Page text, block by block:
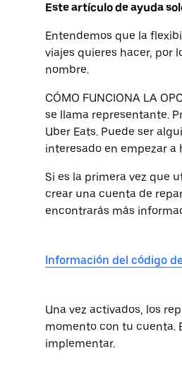
Este artículo de ayuda
Entendemos que la
viajes quieres hacer, por
nombre.
CÓMO FUNCIONA LA
se llama representante.
Uber Eats. Puede ser
interesado en empezar a
Si es la primera vez que
crear una cuenta de
encontrarás más
Información del código
Una vez activados, los
momento con tu cuenta.
implementar.